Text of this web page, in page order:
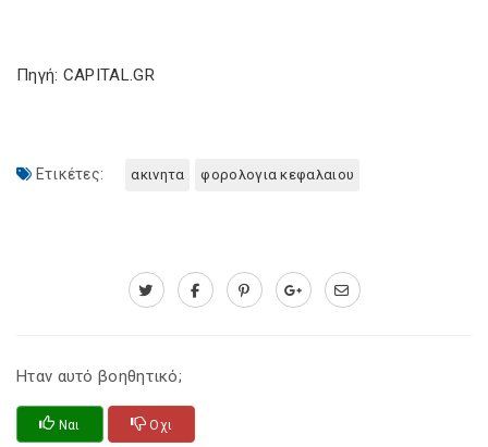
Πηγή: CAPITAL.GR
Ετικέτες: ακινητα φορολογια κεφαλαιου
Ηταν αυτό βοηθητικό;
Ναι Οχι